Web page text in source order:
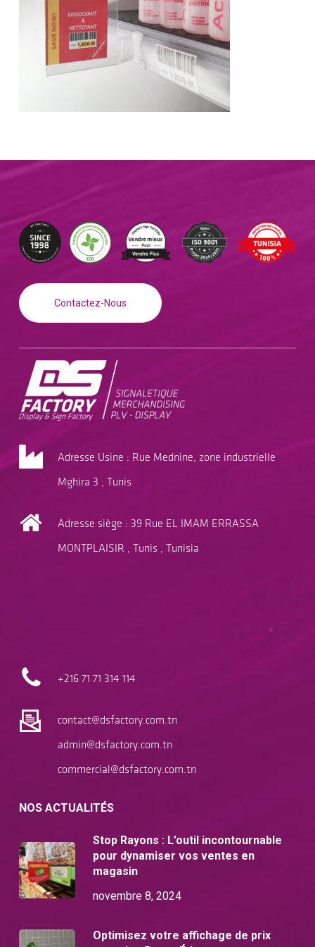
Contactez-Nous
Adresse Usine : Rue Mednine, zone industrielle
Mghira 3 , Tunis
Adresse siège : 39 Rue EL IMAM ERRASSA
MONTPLAISIR , Tunis , Tunisia
+216 7171 314 114
contact@dsfactory.com.tn
admin@dsfactory.com.tn
commercial@dsfactory.com.tn
NOS ACTUALITÉS
Stop Rayons : L’outil incontournable
pour dynamiser vos ventes en
magasin
novembre 8, 2024
Optimisez votre affichage de prix